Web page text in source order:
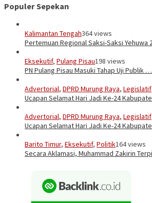
Populer Sepekan
Kalimantan Tengah364 views
Pertemuan Regional Saksi-Saksi Yehuwa
Eksekutif, Pulang Pisau198 views
PN Pulang Pisau Masuki Tahap Uji Publik …
Advertorial, DPRD Murung Raya, Legislatif
Ucapan Selamat Hari Jadi Ke-24
Advertorial, DPRD Murung Raya, Legislatif
Ucapan Selamat Hari Jadi Ke-24
Barito Timur, Eksekutif, Politik164 views
Secara Aklamasi, Muhammad Zakirin